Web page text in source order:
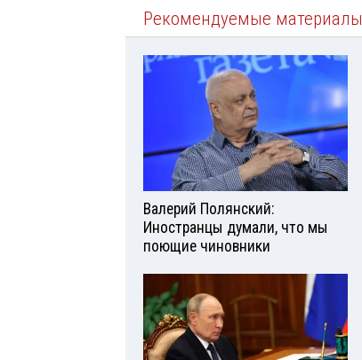
Рекомендуемые материалы
Валерий Полянский:
Иностранцы думали, что мы
поющие чиновники